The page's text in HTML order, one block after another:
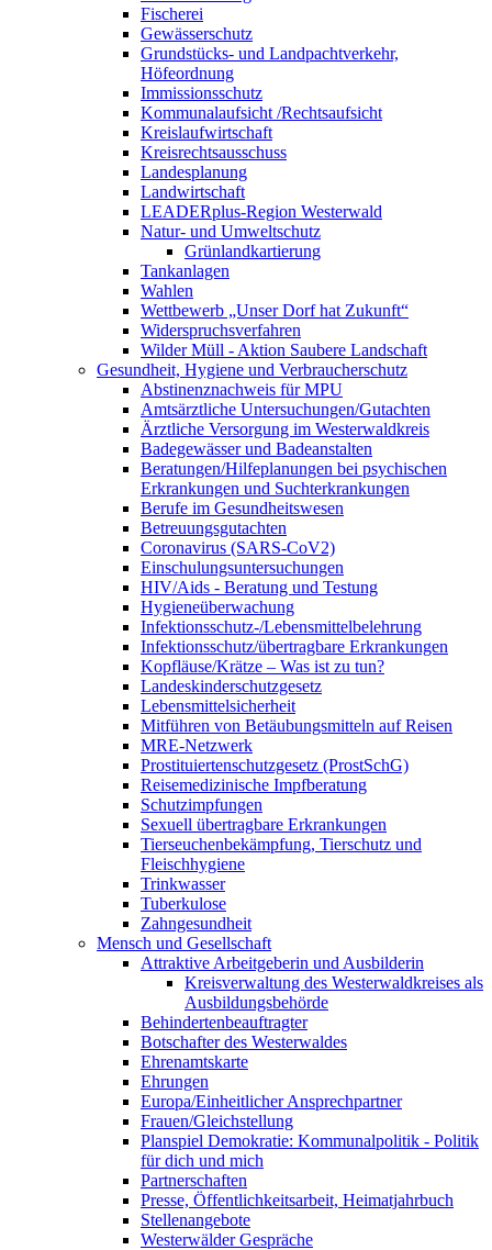
Fischerei
Gewässerschutz
Grundstücks- und Landpachtverkehr,
Höfeordnung
Immissionsschutz
Kommunalaufsicht /Rechtsaufsicht
Kreislaufwirtschaft
Kreisrechtsausschuss
Landesplanung
Landwirtschaft
LEADERplus-Region Westerwald
Natur- und Umweltschutz
Grünlandkartierung
Tankanlagen
Wahlen
Wettbewerb „Unser Dorf hat Zukunft“
Widerspruchsverfahren
Wilder Müll - Aktion Saubere Landschaft
Gesundheit, Hygiene und Verbraucherschutz
Abstinenznachweis für MPU
Amtsärztliche Untersuchungen/Gutachten
Ärztliche Versorgung im Westerwaldkreis
Badegewässer und Badeanstalten
Beratungen/Hilfeplanungen bei psychischen
Erkrankungen und Suchterkrankungen
Berufe im Gesundheitswesen
Betreuungsgutachten
Coronavirus (SARS-CoV2)
Einschulungsuntersuchungen
HIV/Aids - Beratung und Testung
Hygieneüberwachung
Infektionsschutz-/Lebensmittelbelehrung
Infektionsschutz/übertragbare Erkrankungen
Kopfläuse/Krätze – Was ist zu tun?
Landeskinderschutzgesetz
Lebensmittelsicherheit
Mitführen von Betäubungsmitteln auf Reisen
MRE-Netzwerk
Prostituiertenschutzgesetz (ProstSchG)
Reisemedizinische Impfberatung
Schutzimpfungen
Sexuell übertragbare Erkrankungen
Tierseuchenbekämpfung, Tierschutz und
Fleischhygiene
Trinkwasser
Tuberkulose
Zahngesundheit
Mensch und Gesellschaft
Attraktive Arbeitgeberin und Ausbilderin
Kreisverwaltung des Westerwaldkreises als
Ausbildungsbehörde
Behindertenbeauftragter
Botschafter des Westerwaldes
Ehrenamtskarte
Ehrungen
Europa/Einheitlicher Ansprechpartner
Frauen/Gleichstellung
Planspiel Demokratie: Kommunalpolitik - Politik
für dich und mich
Partnerschaften
Presse, Öffentlichkeitsarbeit, Heimatjahrbuch
Stellenangebote
Westerwälder Gespräche